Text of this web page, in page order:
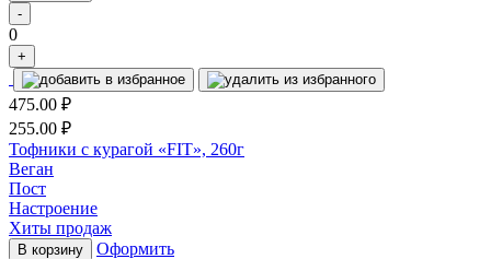
-
0
+
475.00 ₽
255.00 ₽
Тофники с курагой «FIT», 260г
Веган
Пост
Настроение
Хиты продаж
В корзину Оформить